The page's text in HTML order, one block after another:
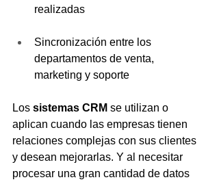
realizadas
Sincronización entre los
departamentos de venta,
marketing y soporte
Los sistemas CRM se utilizan o
aplican cuando las empresas tienen
relaciones complejas con sus clientes
y desean mejorarlas. Y al necesitar
procesar una gran cantidad de datos